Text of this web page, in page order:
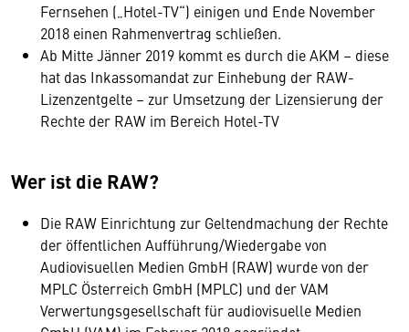
Fernsehen („Hotel-TV“) einigen und Ende November
2018 einen Rahmenvertrag schließen.
Ab Mitte Jänner 2019 kommt es durch die AKM – diese
hat das Inkassomandat zur Einhebung der RAW-
Lizenzentgelte – zur Umsetzung der Lizensierung der
Rechte der RAW im Bereich Hotel-TV
Wer ist die RAW?
Die RAW Einrichtung zur Geltendmachung der Rechte
der öffentlichen Aufführung/Wiedergabe von
Audiovisuellen Medien GmbH (RAW) wurde von der
MPLC Österreich GmbH (MPLC) und der VAM
Verwertungsgesellschaft für audiovisuelle Medien